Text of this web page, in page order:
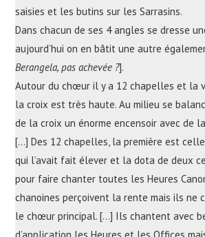
saisies et les butins sur les Sarrasins.
Dans chacun de ses 4 angles se dresse
aujourd’hui on en bâtit une autre
Berangela, pas achevée ?].
Autour du chœur il y a 12 chapelles et la
la croix est très haute. Au milieu se
de la croix un énorme encensoir avec de
[…] Des 12 chapelles, la première est
qui l’avait fait élever et la dota de deux
pour faire chanter toutes les Heures
chanoines perçoivent la rente mais ils ne
le chœur principal. […] Ils chantent avec